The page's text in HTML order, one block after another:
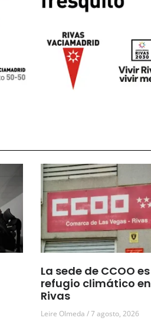
La sede de CCOO es
refugio climático en
Rivas
Leire Olmeda 7 agosto, 2026